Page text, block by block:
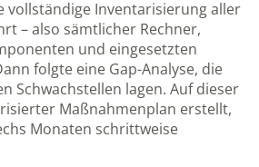
vollständige Inventarisierung aller
– also sämtlicher Rechner,
und eingesetzten
folgte eine Gap-Analyse, die
Schwachstellen lagen. Auf dieser
Maßnahmenplan erstellt,
Monaten schrittweise